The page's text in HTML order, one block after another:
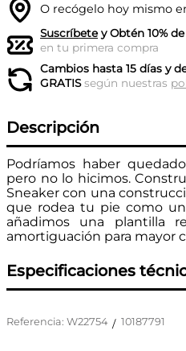
O recógelo hoy mismo
Suscríbetey Obtén 10%
en tu primera compra
Cambios hasta 15 días y
GRATISsegún nuestras
Descripción
Podríamos haber
pero no lo hicimos.
Sneaker con una
que rodea tu pie como
añadimos una plantilla
amortiguación para mayor
Especificaciones
Referencia: W22754 / 10187791